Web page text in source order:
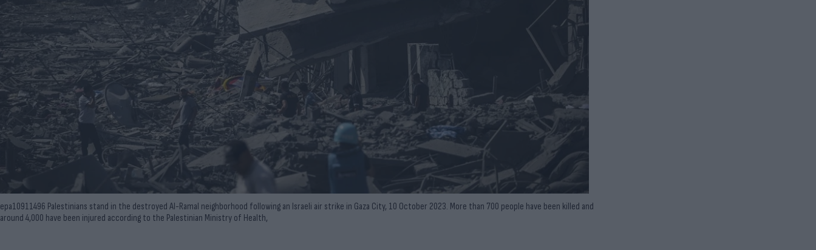
epa10911496 Palestinians stand in the destroyed Al-Ramal neighborhood following an Israeli air strike in Gaza City, 10 October 2023. More than 700 people have been killed and
around 4,000 have been injured according to the Palestinian Ministry of Health,